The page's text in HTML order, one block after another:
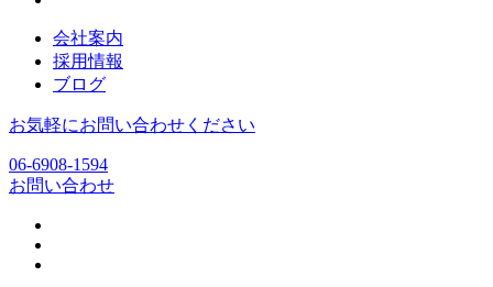
会社案内
採用情報
ブログ
お気軽にお問い合わせください
06-6908-1594
お問い合わせ